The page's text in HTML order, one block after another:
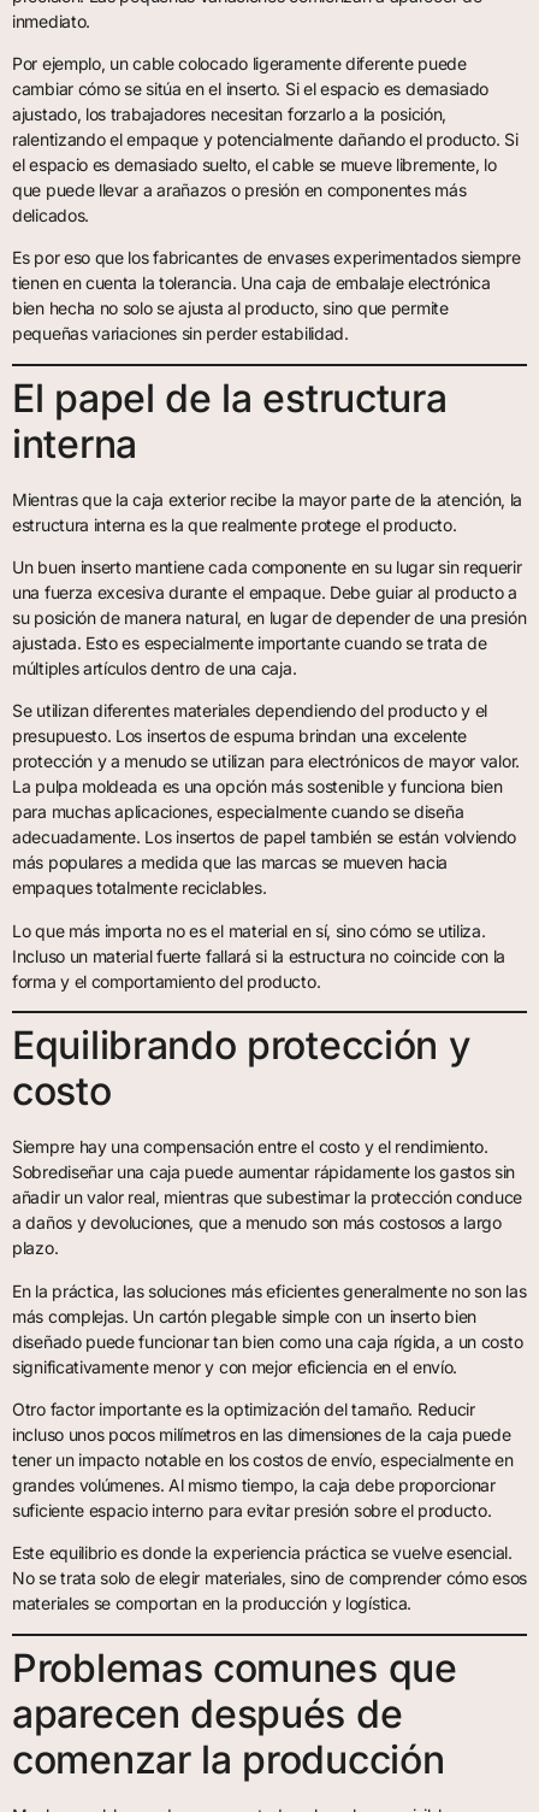
inmediato.
Por ejemplo, un cable colocado ligeramente diferente puede
cambiar cómo se sitúa en el inserto. Si el espacio es demasiado
ajustado, los trabajadores necesitan forzarlo a la posición,
ralentizando el empaque y potencialmente dañando el producto. Si
el espacio es demasiado suelto, el cable se mueve libremente, lo
que puede llevar a arañazos o presión en componentes más
delicados.
Es por eso que los fabricantes de envases experimentados siempre
tienen en cuenta la tolerancia. Una caja de embalaje electrónica
bien hecha no solo se ajusta al producto, sino que permite
pequeñas variaciones sin perder estabilidad.
El papel de la estructura
interna
Mientras que la caja exterior recibe la mayor parte de la atención, la
estructura interna es la que realmente protege el producto.
Un buen inserto mantiene cada componente en su lugar sin requerir
una fuerza excesiva durante el empaque. Debe guiar al producto a
su posición de manera natural, en lugar de depender de una presión
ajustada. Esto es especialmente importante cuando se trata de
múltiples artículos dentro de una caja.
Se utilizan diferentes materiales dependiendo del producto y el
presupuesto. Los insertos de espuma brindan una excelente
protección y a menudo se utilizan para electrónicos de mayor valor.
La pulpa moldeada es una opción más sostenible y funciona bien
para muchas aplicaciones, especialmente cuando se diseña
adecuadamente. Los insertos de papel también se están volviendo
más populares a medida que las marcas se mueven hacia
empaques totalmente reciclables.
Lo que más importa no es el material en sí, sino cómo se utiliza.
Incluso un material fuerte fallará si la estructura no coincide con la
forma y el comportamiento del producto.
Equilibrando protección y
costo
Siempre hay una compensación entre el costo y el rendimiento.
Sobrediseñar una caja puede aumentar rápidamente los gastos sin
añadir un valor real, mientras que subestimar la protección conduce
a daños y devoluciones, que a menudo son más costosos a largo
plazo.
En la práctica, las soluciones más eficientes generalmente no son las
más complejas. Un cartón plegable simple con un inserto bien
diseñado puede funcionar tan bien como una caja rígida, a un costo
significativamente menor y con mejor eficiencia en el envío.
Otro factor importante es la optimización del tamaño. Reducir
incluso unos pocos milímetros en las dimensiones de la caja puede
tener un impacto notable en los costos de envío, especialmente en
grandes volúmenes. Al mismo tiempo, la caja debe proporcionar
suficiente espacio interno para evitar presión sobre el producto.
Este equilibrio es donde la experiencia práctica se vuelve esencial.
No se trata solo de elegir materiales, sino de comprender cómo esos
materiales se comportan en la producción y logística.
Problemas comunes que
aparecen después de
comenzar la producción